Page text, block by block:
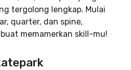
tergolong lengkap. Mulai
quarter, dan spine,
memamerkan skill-mu!